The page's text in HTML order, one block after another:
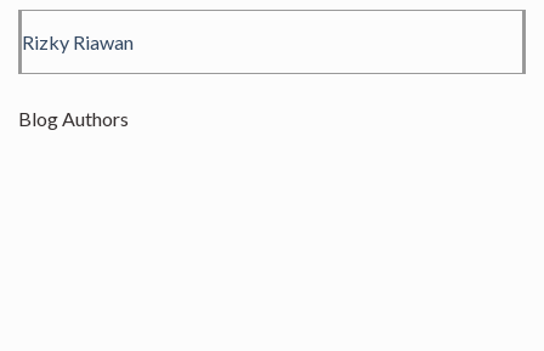
Rizky Riawan
Blog Authors